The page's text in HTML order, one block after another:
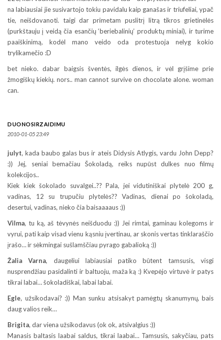
na labiausiai jie susivartojo tokiu pavidalu kaip ganašas ir triufeliai, ypač
tie, neišdovanoti. taigi dar primetam puslitrį litrą tikros grietinėlės
(purkštauju į veidą čia esančių ‘beriebalinių’ produktų miniai), ir turime
paaiškinimą, kodėl mano veido oda protestuoja nelyg kokio
trylikamečio :D
bet nieko. dabar baigsis šventės, ilgės dienos, ir vėl grįšime prie
žmogiškų kiekių. nors.. man cannot survive on chocolate alone. woman
can.
DUONOSIRZAIDIMU
2010-01-05 23:49
julyt, kada baubo galas bus ir ateis Didysis Atlygis, vardu John Depp?
:)) Jej, seniai bemačiau Šokoladą, reiks nupūst dulkes nuo filmų
kolekcijos..
Kiek kiek šokolado suvalgei..?? Pala, jei vidutiniškai plytelė 200 g,
vadinas, 12 su trupučiu plytelės?? Vadinas, dienai po šokoladą,
desertui, vadinas, nieko čia baisaaaaus :))
Vilma, tu ką, aš tėvynės neišduodu :)) Jei rimtai, gaminau kolegoms ir
vyrui, pati kaip visad vienu kąsniu įvertinau, ar skonis vertas tinklaraščio
įrašo… ir sėkmingai sušlamščiau pyrago gabalioką :))
Žalia Varna, daugeliui labiausiai patiko būtent tamsusis, visgi
nusprendžiau pasidalinti ir baltuoju, maža ką :) Kvepėjo virtuvė ir patys
tikrai labai… šokoladiškai, labai labai.
Egle, užsikodavai? :)) Man sunku atsisakyt pamėgtų skanumynų, bais
daug valios reik…
Brigita, dar viena užsikodavus (ok ok, atsivalgius :))
Manasis baltasis laabai saldus, tikrai laabai… Tamsusis, sakyčiau, pats